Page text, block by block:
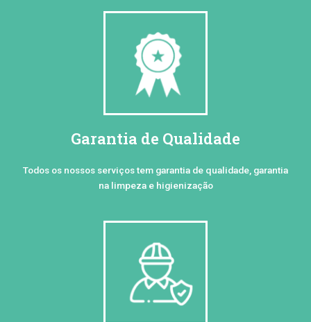
Garantia de Qualidade
Todos os nossos serviços tem garantia de qualidade, garantia
na limpeza e higienização